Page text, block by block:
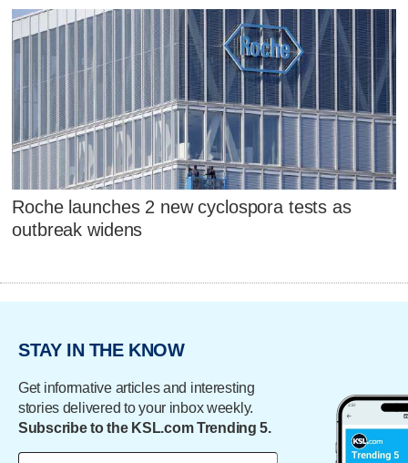
Roche launches 2 new cyclospora tests as
outbreak widens
STAY IN THE KNOW
Get informative articles and interesting
stories delivered to your inbox weekly.
Subscribe to the KSL.com Trending 5.